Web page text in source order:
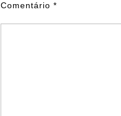
Comentário *